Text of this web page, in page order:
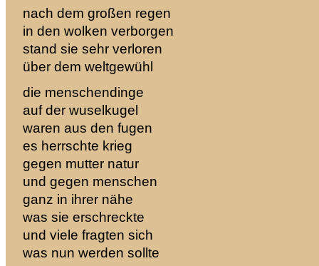
nach dem großen regen
in den wolken verborgen
stand sie sehr verloren
über dem weltgewühl
die menschendinge
auf der wuselkugel
waren aus den fugen
es herrschte krieg
gegen mutter natur
und gegen menschen
ganz in ihrer nähe
was sie erschreckte
und viele fragten sich
was nun werden sollte